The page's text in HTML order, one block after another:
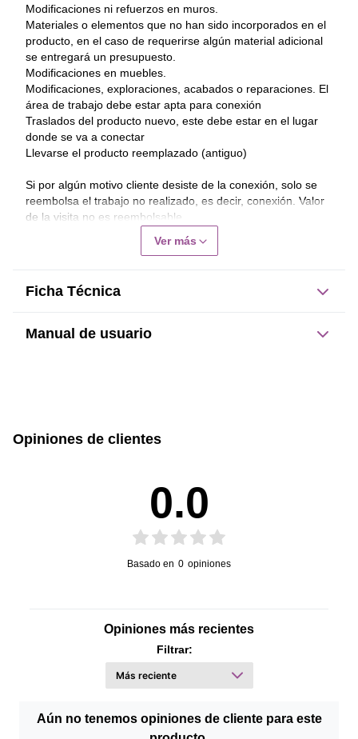
Modificaciones ni refuerzos en muros.
Materiales o elementos que no han sido incorporados en el
producto, en el caso de requerirse algún material adicional
se entregará un presupuesto.
Modificaciones en muebles.
Modificaciones, exploraciones, acabados o reparaciones. El
área de trabajo debe estar apta para conexión
Traslados del producto nuevo, este debe estar en el lugar
donde se va a conectar
Llevarse el producto reemplazado (antiguo)
Si por algún motivo cliente desiste de la conexión, solo se
reembolsa el trabajo no realizado, es decir, conexión. Valor
de la visita no es reembolsable.
Garantía Conexión será de 30 días corridos, se
Ver más
Ficha Técnica
Manual de usuario
Manual de Usuario
Opiniones de clientes
0.0
Basado en 0 opiniones
Opiniones más recientes
Filtrar:
Aún no tenemos opiniones de cliente para este